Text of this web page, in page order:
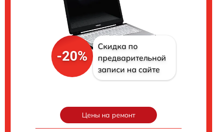
-20%
Скидка по
предварительной
записи на сайте
Цены на ремонт